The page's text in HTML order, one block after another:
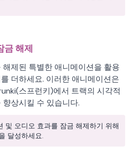
금 해제
해제된 특별한 애니메이션을 활용
더하세요. 이러한 애니메이션은
스프런키)에서 트랙의 시각적
상시킬 수 있습니다.
및 오디오 효과를 잠금 해제하기 위해
달성하세요.